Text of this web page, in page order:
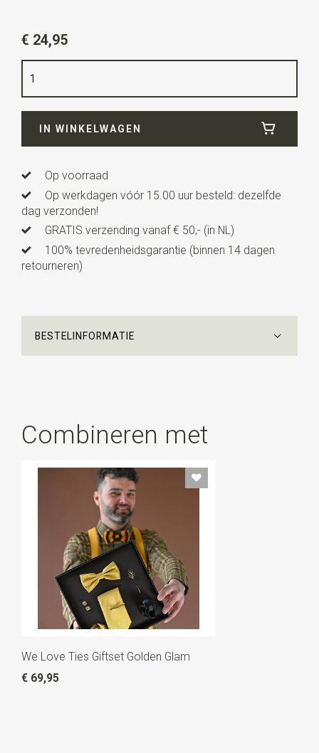
zilver / goud
Kwaliteit
€ 24,95
IN WINKELWAGEN
Op voorraad
Op werkdagen vóór 15.00 uur besteld: dezelfde
dag verzonden!
GRATIS verzending vanaf € 50,- (in NL)
100% tevredenheidsgarantie (binnen 14 dagen
retourneren)
BESTELINFORMATIE
Combineren met
We Love Ties Giftset Golden Glam
€ 69,95